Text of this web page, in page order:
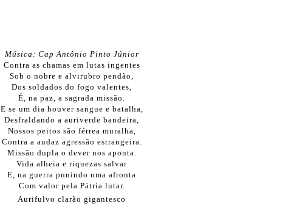
Música: Cap Antônio Pinto Júnior
Contra as chamas em lutas ingentes
Sob o nobre e alvirubro pendão,
Dos soldados do fogo valentes,
É, na paz, a sagrada missão.
E se um dia houver sangue e batalha,
Desfraldando a auriverde bandeira,
Nossos peitos são férrea muralha,
Contra a audaz agressão estrangeira.
Missão dupla o dever nos aponta.
Vida alheia e riquezas salvar
E, na guerra punindo uma afronta
Com valor pela Pátria lutar.
Aurifulvo clarão gigantesco